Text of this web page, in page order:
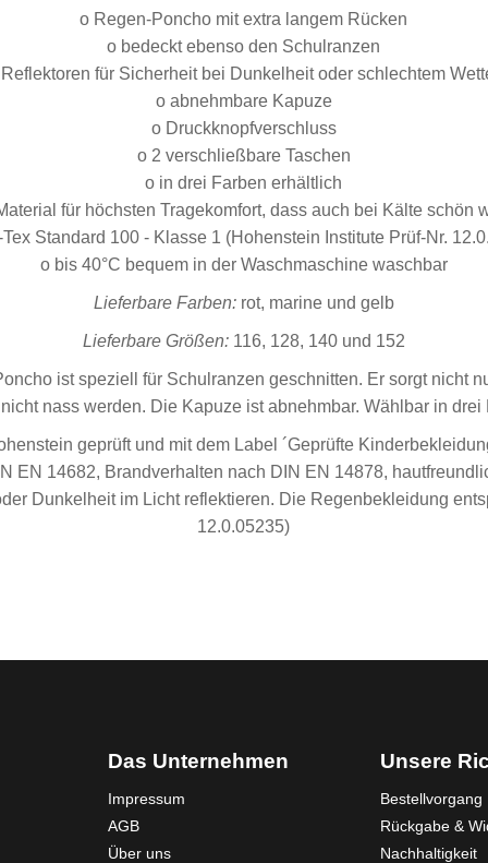
o Regen-Poncho mit extra langem Rücken
o bedeckt ebenso den Schulranzen
für Sicherheit bei Dunkelheit oder schlechtem
o abnehmbare Kapuze
o Druckknopfverschluss
o 2 verschließbare Taschen
o in drei Farben erhältlich
für höchsten Tragekomfort, dass auch bei Kälte schön
Standard 100 - Klasse 1 (Hohenstein Institute Prüf-Nr.
o bis 40°C bequem in der Waschmaschine waschbar
Lieferbare Farben:rot, marine und gelb
Lieferbare Größen:116, 128, 140 und 152
ist speziell für Schulranzen geschnitten. Er sorgt nicht
nass werden. Die Kapuze ist abnehmbar. Wählbar in drei
geprüft und mit dem Label ´Geprüfte
EN 14682, Brandverhalten nach DIN EN 14878,
Dunkelheit im Licht reflektieren. Die Regenbekleidung
12.0.05235)
Das Unternehmen
Impressum
AGB
Über uns
Unsere
Bestellvorgang
Rückgabe &
Nachhaltigkeit